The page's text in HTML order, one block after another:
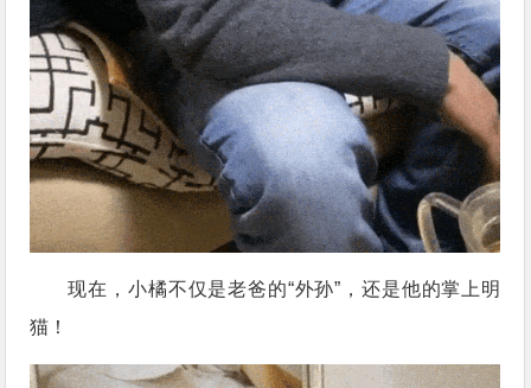
现在，小橘不仅是老爸的“外孙”，还是他的掌上明
猫！